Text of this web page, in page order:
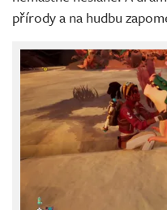
přírody a na hudbu